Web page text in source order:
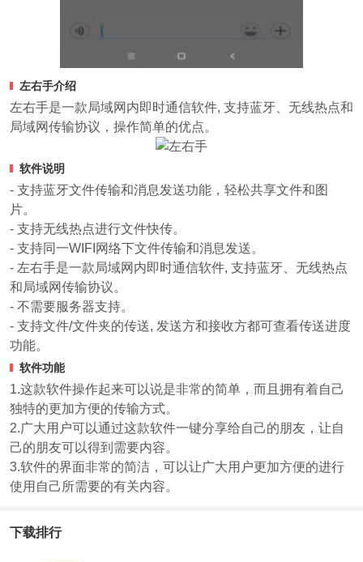
左右手介绍
左右手是一款局域网内即时通信软件, 支持蓝牙、无线热点和
局域网传输协议，操作简单的优点。
软件说明
- 支持蓝牙文件传输和消息发送功能，轻松共享文件和图
片。
- 支持无线热点进行文件快传。
- 支持同一WIFI网络下文件传输和消息发送。
- 左右手是一款局域网内即时通信软件, 支持蓝牙、无线热点
和局域网传输协议。
- 不需要服务器支持。
- 支持文件/文件夹的传送, 发送方和接收方都可查看传送进度
功能。
软件功能
1.这款软件操作起来可以说是非常的简单，而且拥有着自己
独特的更加方便的传输方式。
2.广大用户可以通过这款软件一键分享给自己的朋友，让自
己的朋友可以得到需要内容。
3.软件的界面非常的简洁，可以让广大用户更加方便的进行
使用自己所需要的有关内容。
下载排行